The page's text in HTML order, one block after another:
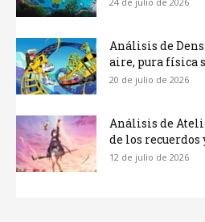
Análisis de
aire, pura física
20 de julio de 2026
Análisis de
de los recuerdos
12 de julio de 2026